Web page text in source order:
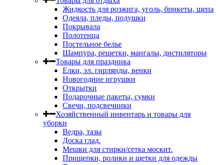
Жидкость для розжига, уголь, брикеты, щепа
Одеяла, пледы, подушки
Покрывала
Полотенца
Постельное белье
Шампура, решетки, мангалы, дистиляторы
Товары для праздника
Елки, эл. гирлянды, венки
Новогодние игрушки
Открытки
Подарочные пакеты, сумки
Свечи, подсвечники
Хозяйственный инвентарь и товары для
уборки
Ведра, тазы
Доска глад.
Мешки для стирки/сетка москит.
Прищепки, ролики и щетки для одежды